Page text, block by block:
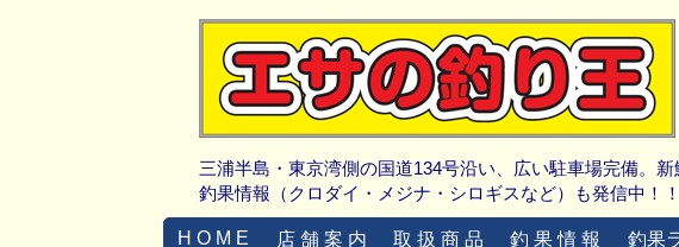
三浦半島・東京湾側の国道134号沿い、広い駐車場完備。
釣果情報（クロダイ・メジナ・シロギスなど）も発信中！！
H O M E 店 舗 案 内 取 扱 商 品 釣 果 情 報 釣果